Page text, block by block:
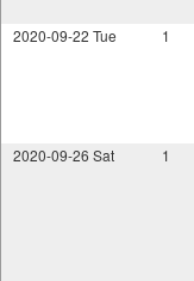
2020-09-22 Tue 1
2020-09-26 Sat 1